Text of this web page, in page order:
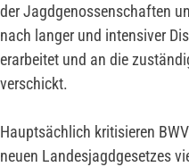
der Jagdgenossenschaften
nach langer und intensiver
erarbeitet und an die
verschickt.
Hauptsächlich kritisieren
neuen Landesjagdgesetzes